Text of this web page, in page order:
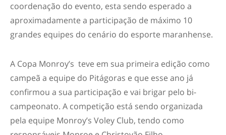
coordenação do evento, esta sendo esperado a
aproximadamente a participação de máximo 10
grandes equipes do cenário do esporte maranhense.
A Copa Monroy’s teve em sua primeira edição como
campeã a equipe do Pitágoras e que esse ano já
confirmou a sua participação e vai brigar pelo bi-
campeonato. A competição está sendo organizada
pela equipe Monroy’s Voley Club, tendo como